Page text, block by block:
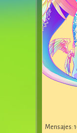
Mensajes: